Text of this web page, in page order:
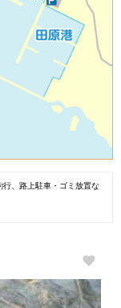
、路上駐車・ゴミ放置な